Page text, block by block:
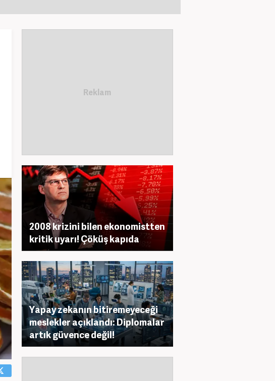
2008 krizini bilen ekonomistten
kritik uyarı! Çöküş kapıda
Yapay zekanın bitiremeyeceği
meslekler açıklandı: Diplomalar
artık güvence değil!